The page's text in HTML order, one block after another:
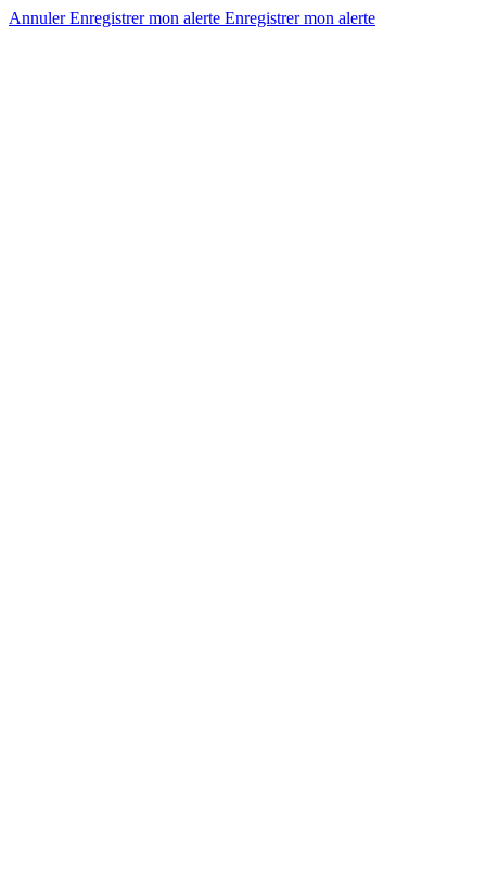
AnnulerEnregistrer mon alerte Enregistrermon alerte